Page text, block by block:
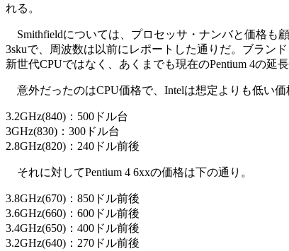
れる。
Smithfieldについては、プロセッサ・ナンバと価格も
3skuで、周波数は以前にレポートした通りだ。ブラン
新世代CPUではなく、あくまでも現在のPentium 4の延
意外だったのはCPU価格で、Intelは想定よりも低い価
3.2GHz(840)：500ドル台
3GHz(830)：300ドル台
2.8GHz(820)：240ドル前後
それに対してPentium 4 6xxの価格は下の通り。
3.8GHz(670)：850ドル前後
3.6GHz(660)：600ドル前後
3.4GHz(650)：400ドル前後
3.2GHz(640)：270ドル前後